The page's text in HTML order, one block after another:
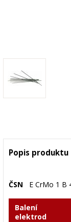
Popis produktu
ČSN E CrMo 1 B
Balení
elektrod